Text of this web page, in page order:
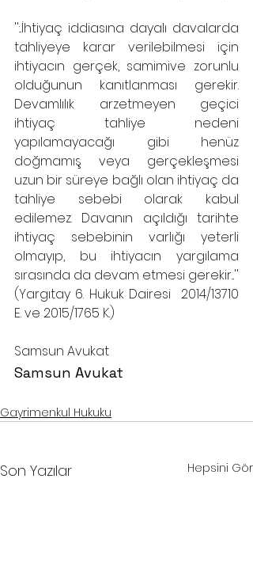
'':..İhtiyaç iddiasına dayalı davalarda
tahliyeye karar verilebilmesi için
ihtiyacın gerçek, samimive zorunlu
olduğunun kanıtlanması gerekir.
Devamlılık arzetmeyen geçici
ihtiyaç tahliye nedeni
yapılamayacağı gibi henüz
doğmamış veya gerçekleşmesi
uzun bir süreye bağlı olan ihtiyaç da
tahliye sebebi olarak kabul
edilemez. Davanın açıldığı tarihte
ihtiyaç sebebinin varlığı yeterli
olmayıp, bu ihtiyacın yargılama
sırasında da devam etmesi gerekir...''
(Yargıtay 6. Hukuk Dairesi  2014/13710
E. ve 2015/1765 K.)
Samsun Avukat
Samsun Avukat
Gayrimenkul Hukuku
Son Yazılar Hepsini Gör